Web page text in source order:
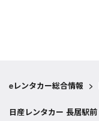
eレンタカー総合情報 >
日産レンタカー 長居駅前